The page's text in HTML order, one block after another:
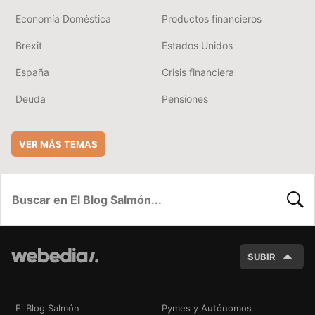
Economía Doméstica Productos financieros
Brexit Estados Unidos
España Crisis financiera
Deuda Pensiones
VER MÁS TEMAS
SUBIR
El Blog Salmón Pymes y Autónomos